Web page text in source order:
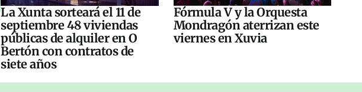
La Xunta sorteará el 11 de
septiembre 48 viviendas
públicas de alquiler en O
Bertón con contratos de
siete años
Fórmula V y la Orquesta
Mondragón aterrizan este
viernes en Xuvia